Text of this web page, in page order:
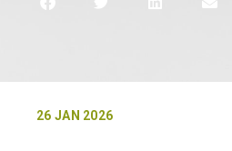
26 JAN 2026